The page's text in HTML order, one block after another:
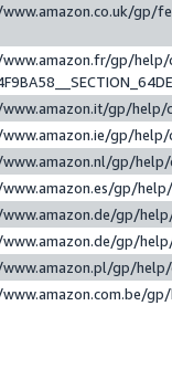
gp/
gp/help/
gp/help/
gp/help/
gp/
gp/
gp/
gp/
gp/
gp/